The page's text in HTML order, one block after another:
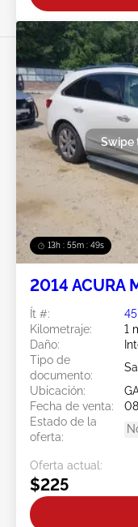
13h : 55m : 46s
Swipe
2014 ACURA
Ít #:
Kilometraje:
1
Daño:
Tipo de
documento:
Ubicación:
Fecha de venta:
Estado de la
oferta:
Oferta actual:
$225